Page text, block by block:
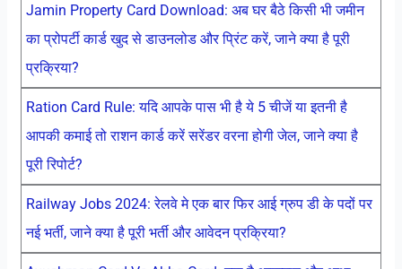
Jamin Property Card Download: अब घर बैठे किसी भी जमीन
का प्रोपर्टी कार्ड खुद से डाउनलोड और प्रिंट करें, जाने क्या है पूरी
प्रक्रिया?
Ration Card Rule: यदि आपके पास भी है ये 5 चीजें या इतनी है
आपकी कमाई तो राशन कार्ड करें सरेंडर वरना होगी जेल, जाने क्या है
पूरी रिपोर्ट?
Railway Jobs 2024: रेलवे मे एक बार फिर आई ग्रुप डी के पदों पर
नई भर्ती, जाने क्या है पूरी भर्ती और आवेदन प्रक्रिया?